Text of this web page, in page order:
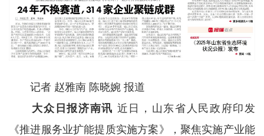
记者 赵雅南 陈晓婉 报道
大众日报济南讯 近日，山东省人民政府印发
《推进服务业扩能提质实施方案》，聚焦实施产业能